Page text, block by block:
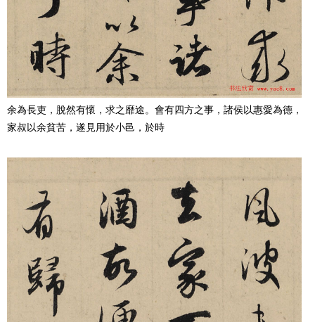
余為長吏，脫然有懷，求之靡途。會有四方之事，諸侯以惠愛為德，
家叔以余貧苦，遂見用於小邑，於時